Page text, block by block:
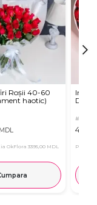
Roșii 40-60
haotic)
MDL
OkFlora 3395,00 MDL
Inima
#2321
Pret in